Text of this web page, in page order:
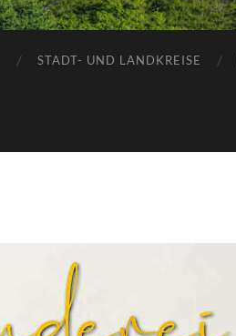
STADT- UND LANDKREISE